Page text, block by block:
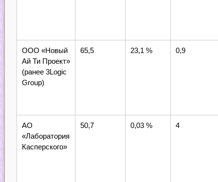
ООО «Новый
Ай Ти Проект»
(ранее 3Logic
Group)
65,5 23,1 % 0,9
АО
«Лаборатория
Касперского»
50,7 0,03 % 4